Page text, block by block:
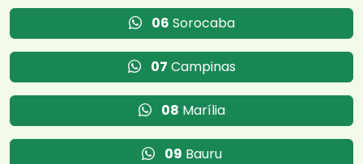
06 Sorocaba
07 Campinas
08 Marília
09 Bauru